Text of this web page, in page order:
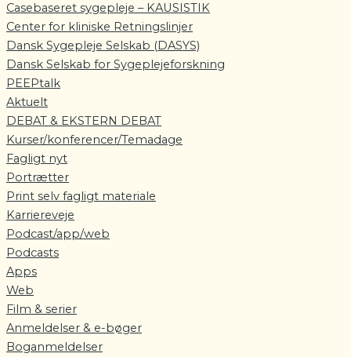
Casebaseret sygepleje – KAUSISTIK
Center for kliniske Retningslinjer
Dansk Sygepleje Selskab (DASYS)
Dansk Selskab for Sygeplejeforskning
PEEPtalk
Aktuelt
DEBAT & EKSTERN DEBAT
Kurser/konferencer/Temadage
Fagligt nyt
Portrætter
Print selv fagligt materiale
Karriereveje
Podcast/app/web
Podcasts
Apps
Web
Film & serier
Anmeldelser & e-bøger
Boganmeldelser